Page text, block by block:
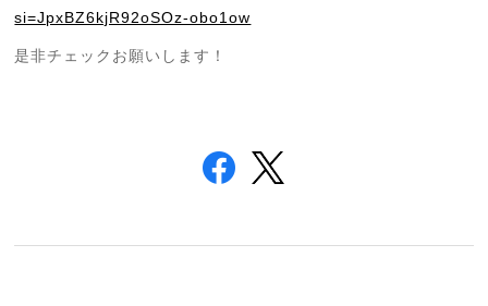
si=JpxBZ6kjR92oSOz-obo1ow
是非チェックお願いします！